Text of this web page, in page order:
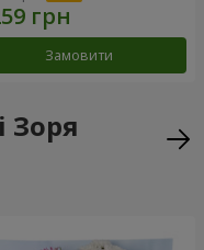
Замовити
Зоря